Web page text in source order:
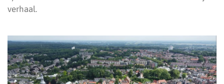
verhaal.